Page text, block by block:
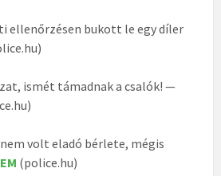
ellenőrzésen bukott le egy díler
ismét támadnak a csalók! —
volt eladó bérlete, mégis
(police.hu)